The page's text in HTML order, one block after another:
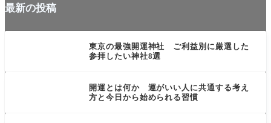
最新の投稿
未分類
東京の最強開運神社 ご利益別に厳選した
参拝したい神社8選
開運とは何か 運がいい人に共通する考え
方と今日から始められる習慣